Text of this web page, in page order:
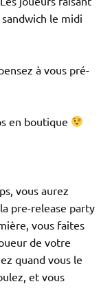
le midi
à vous pré-
en boutique
vous aurez
pre-release party
vous faites
de votre
quand vous le
et vous